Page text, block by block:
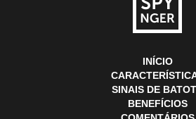
INÍCIO
SINAIS DE
BENEFÍCIOS